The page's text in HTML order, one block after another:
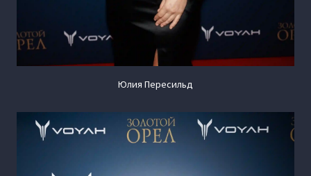
Юлия Пересильд